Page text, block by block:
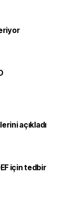
açıkladı
için tedbir